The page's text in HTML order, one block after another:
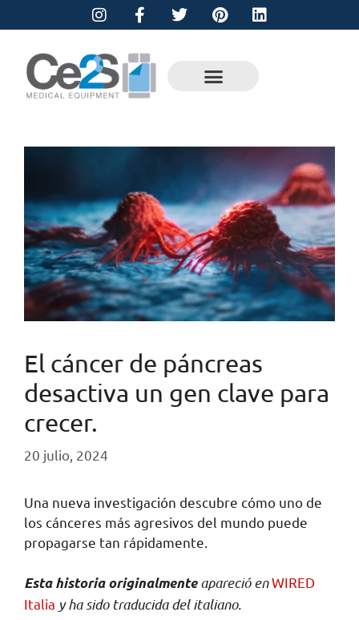
El cáncer de páncreas
desactiva un gen clave para
crecer.
20 julio, 2024
Una nueva investigación descubre cómo uno de
los cánceres más agresivos del mundo puede
propagarse tan rápidamente.
Esta historia originalmenteapareció enWIRED
Italia y ha sido traducida del italiano.